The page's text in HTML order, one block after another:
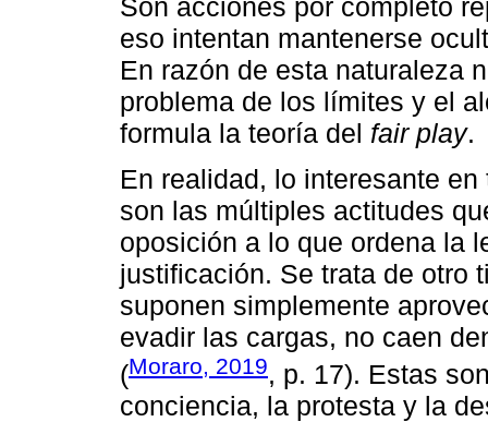
Son acciones por completo
eso intentan mantenerse
En razón de esta naturaleza
problema de los límites y el
formula la teoría del fair play.
En realidad, lo interesante
son las múltiples actitudes
oposición a lo que ordena la
justificación. Se trata de otro
suponen simplemente
evadir las cargas, no caen
(Moraro, 2019, p. 17). Estas
conciencia, la protesta y la